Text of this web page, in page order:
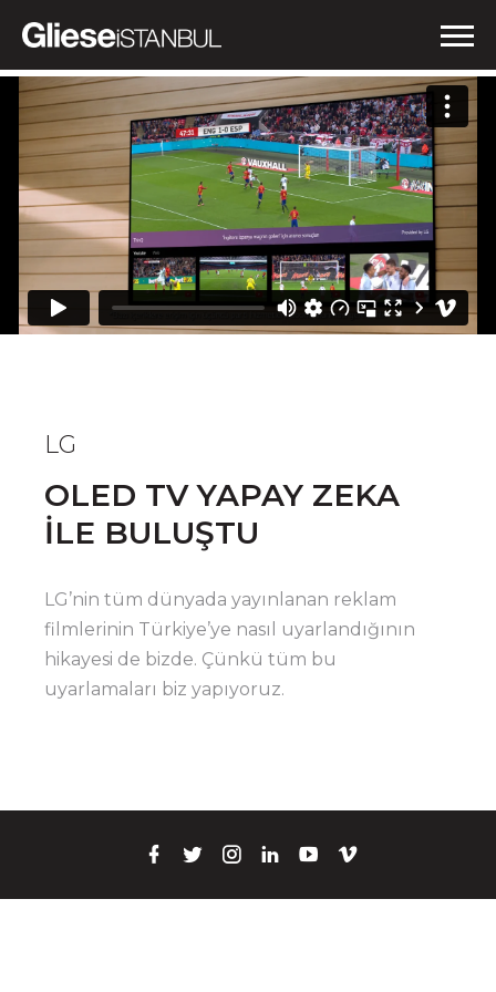
İŞLERİMİZ
NEDEN GLIESE?
HABERLER
LG
OLED TV YAPAY ZEKA
İLE BULUŞTU
LG’nin tüm dünyada yayınlanan reklam
filmlerinin Türkiye’ye nasıl uyarlandığının
hikayesi de bizde. Çünkü tüm bu
uyarlamaları biz yapıyoruz.